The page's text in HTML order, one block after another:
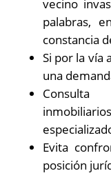
vecino
palabras,
constancia
Si por la vía
una
Consulta
Evita
posición